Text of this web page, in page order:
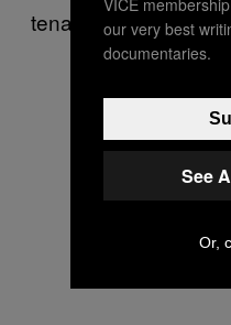
tenang.
our very best
documentaries.
See
Or,